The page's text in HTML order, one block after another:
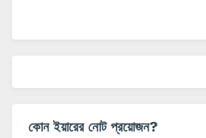
কোন ইয়ারের নোট প্রয়োজন?